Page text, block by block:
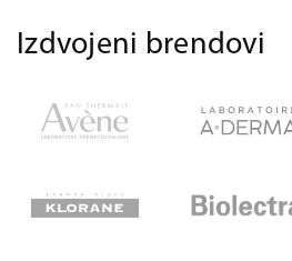
Izdvojeni brendovi